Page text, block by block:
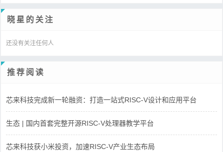
晓星的关注
还没有关注任何人
推荐阅读
芯来科技完成新一轮融资：打造一站式RISC-V设计和应用平台
生态 | 国内首套完整开源RISC-V处理器教学平台
芯来科技获小米投资，加速RISC-V产业生态布局